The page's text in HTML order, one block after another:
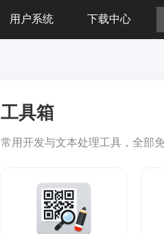
用户系统 下载中心
工具箱
常用开发与文本处理工具，全部